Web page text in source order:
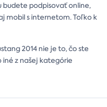
budete podpisovať online,
mobil s internetom. Toľko k
2014 nie je to, čo ste
iné z našej kategórie